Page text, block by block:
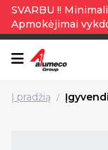
SVARBU !!
Apmokėjimai
Į pradžią /